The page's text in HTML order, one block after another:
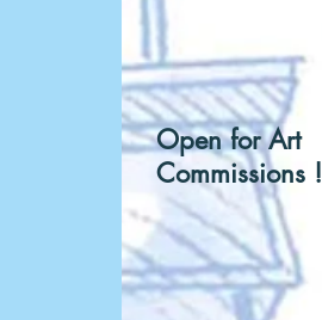
Open for Art
Commissions !